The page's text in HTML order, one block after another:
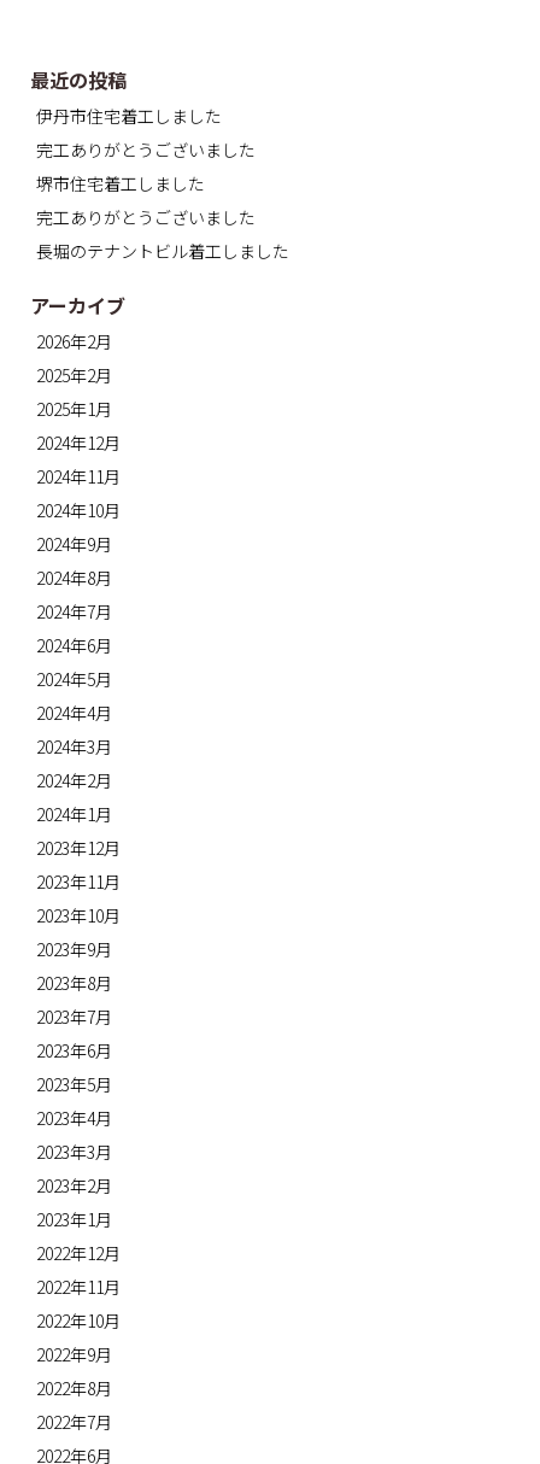
最近の投稿
伊丹市住宅着工しました
完工ありがとうございました
堺市住宅着工しました
完工ありがとうございました
長堀のテナントビル着工しました
アーカイブ
2026年2月
2025年2月
2025年1月
2024年12月
2024年11月
2024年10月
2024年9月
2024年8月
2024年7月
2024年6月
2024年5月
2024年4月
2024年3月
2024年2月
2024年1月
2023年12月
2023年11月
2023年10月
2023年9月
2023年8月
2023年7月
2023年6月
2023年5月
2023年4月
2023年3月
2023年2月
2023年1月
2022年12月
2022年11月
2022年10月
2022年9月
2022年8月
2022年7月
2022年6月